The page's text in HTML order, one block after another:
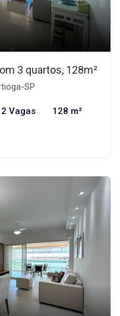
3 quartos, 128m²
SP
2 Vagas 128 m²